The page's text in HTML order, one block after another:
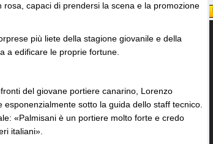
capaci di prendersi la scena e la promozione
più liete della stagione giovanile e della
a edificare le proprie fortune.
del giovane portiere canarino, Lorenzo
sotto la guida dello staff tecnico.
«Palmisani è un portiere molto forte e credo
italiani».